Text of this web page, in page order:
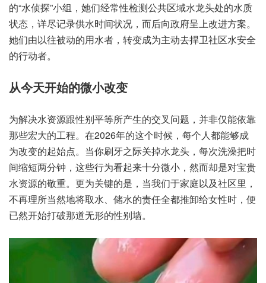
的“水侦探”小组，她们经常性检测公共区域水龙头处的水质
状态，详尽记录供水时间状况，而后向政府呈上改进方案。
她们由以往被动的用水者，转变成为主动去捍卫社区水安全
的行动者。
从今天开始的微小改变
为解决水资源跟性别平等所产生的交叉问题，并非仅能依靠
那些宏大的工程。在2026年的这个时候，每个人都能够成
为改变的起始点。当你刷牙之际关掉水龙头，每次洗澡把时
间缩短两分钟，这些行为看起来十分微小，然而却是对宝贵
水资源的敬重。更为关键的是，当我们于家庭以及社区里，
不再理所当然地将取水、储水的责任全都推卸给女性时，便
已然开始打破那道无形的性别墙。